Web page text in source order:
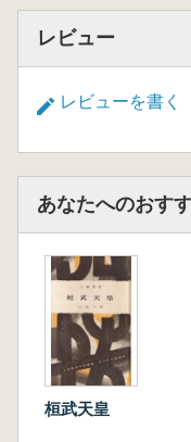
ばれたもの/も
堂に安置した仏
した仏像Ⅱ/講
門に安置した仏
地を確保したの
関与した空海
と讃えたのは建
匠手とは誰か/
安寺領が東国に
績Ⅱ―大般若会
台装置/道慈の
/道慈の功績
レビュー
レビューを書く
あなたへのおす
桓武天皇